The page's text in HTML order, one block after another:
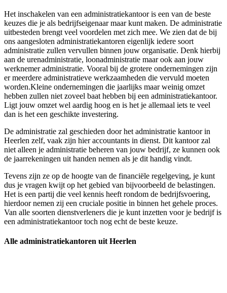
Het inschakelen van een administratiekantoor is een van de beste
keuzes die je als bedrijfseigenaar maar kunt maken. De administratie
uitbesteden brengt veel voordelen met zich mee. We zien dat de bij
ons aangesloten administratiekantoren eigenlijk iedere soort
administratie zullen vervullen binnen jouw organisatie. Denk hierbij
aan de urenadministratie, loonadministratie maar ook aan jouw
werknemer administratie. Vooral bij de grotere ondernemingen zijn
er meerdere administratieve werkzaamheden die vervuld moeten
worden.Kleine ondernemingen die jaarlijks maar weinig omzet
hebben zullen niet zoveel baat hebben bij een administratiekantoor.
Ligt jouw omzet wel aardig hoog en is het je allemaal iets te veel
dan is het een geschikte investering.
De administratie zal geschieden door het administratie kantoor in
Heerlen zelf, vaak zijn hier accountants in dienst. Dit kantoor zal
niet alleen je administratie beheren van jouw bedrijf, ze kunnen ook
de jaarrekeningen uit handen nemen als je dit handig vindt.
Tevens zijn ze op de hoogte van de financiële regelgeving, je kunt
dus je vragen kwijt op het gebied van bijvoorbeeld de belastingen.
Het is een partij die veel kennis heeft rondom de bedrijfsvoering,
hierdoor nemen zij een cruciale positie in binnen het gehele proces.
Van alle soorten dienstverleners die je kunt inzetten voor je bedrijf is
een administratiekantoor toch nog echt de beste keuze.
Alle administratiekantoren uit Heerlen